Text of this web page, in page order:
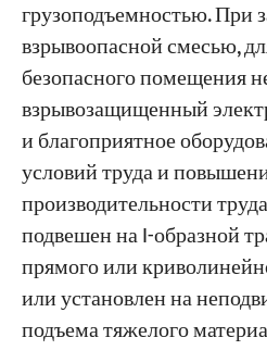
грузоподъемностью. При
взрывоопасной смесью,
безопасного помещения
взрывозащищенный
и благоприятное
условий труда и
производительности
подвешен на I-образной
прямого или
или установлен на
подъема тяжелого